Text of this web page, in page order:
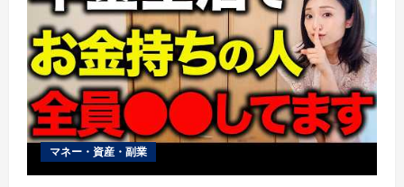
マネー・資産・副業